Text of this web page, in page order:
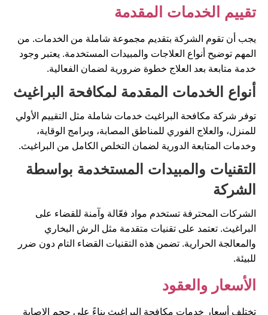
تقييم الخدمات المقدمة
يجب أن تقوم الشركة بتقديم مجموعة شاملة من الخدمات. من
المهم توضيح أنواع العلاجات والمبيدات المستخدمة. يعتبر وجود
خدمة متابعة بعد العلاج خطوة ضرورية لضمان الفعالية.
أنواع الخدمات المقدمة لمكافحة البراغيث
توفر شركة مكافحة البراغيث خدمات شاملة مثل التقييم الأولي
للمنزل، والعلاج الفوري للمناطق المصابة، وبرامج الوقاية،
وخدمات المتابعة الدورية لضمان التخلص الكامل من البراغيث.
التقنيات والمبيدات المستخدمة بواسطة
الشركة
الشركات المحترفة تستخدم مواد فعّالة وآمنة للقضاء على
البراغيث. تعتمد على تقنيات متقدمة مثل الرش البخاري
والمعالجة الحرارية. تضمن هذه التقنيات القضاء التام دون ضرر
للبيئة.
الأسعار والعقود
تختلف أسعار خدمات مكافحة البراغيث بناءً على حجم الإصابة